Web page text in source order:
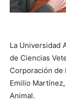
La Universidad
de Ciencias
Corporación de
Emilio
Animal.